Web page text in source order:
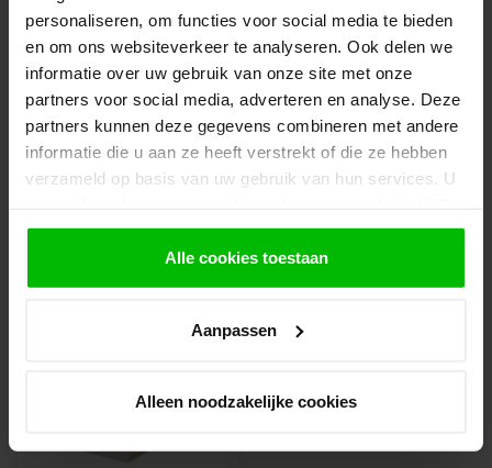
personaliseren, om functies voor social media te bieden
en om ons websiteverkeer te analyseren. Ook delen we
informatie over uw gebruik van onze site met onze
partners voor social media, adverteren en analyse. Deze
partners kunnen deze gegevens combineren met andere
informatie die u aan ze heeft verstrekt of die ze hebben
verzameld op basis van uw gebruik van hun services. U
gebruiken.
Alle cookies toestaan
Aanpassen
Alleen noodzakelijke cookies
afhalen in de winkel. Vermeld in het
opmerkingen veld de gewenste afhaaldatum.
Let op!
Je krijgt van ons bericht wanneer jouw
bestelling gereed staat om af te halen. Wij
leggen bestellingen klaar en bestellen
onze leverancier. Dit doen wij alleen wanneer